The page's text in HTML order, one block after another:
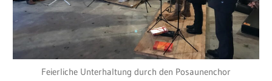
Feierliche Unterhaltung durch den Posaunenchor